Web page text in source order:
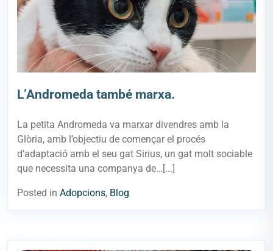
L’Andromeda també marxa.
La petita Andromeda va marxar divendres amb la
Glòria, amb l’objectiu de començar el procés
d’adaptació amb el seu gat Sirius, un gat molt sociable
que necessita una companya de…[...]
Posted in Adopcions, Blog